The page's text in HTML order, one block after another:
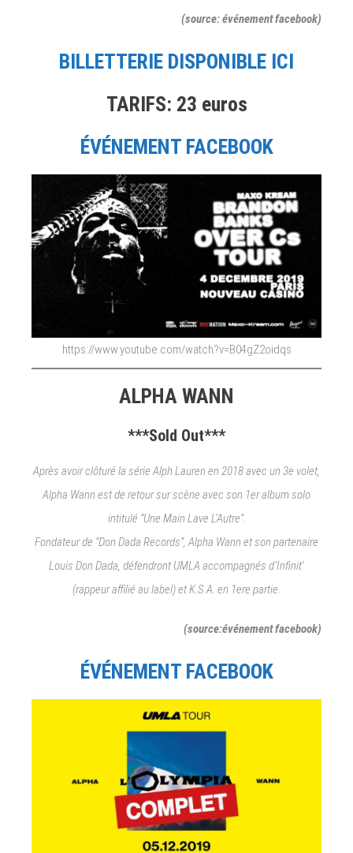
(source: événement facebook)
BILLETTERIE DISPONIBLE ICI
TARIFS: 23 euros
ÉVÉNEMENT FACEBOOK
https://www.youtube.com/watch?v=B04gZ2oidqs
ALPHA WANN
***Sold Out***
Après avoir clôturé la série Alph Lauren en 2018 avec un 3e volet,
Alpha Wann est de retour sur scène avec son 1er album solo
intitulé “Une Main Lave L’Autre”.
Fondateur de “Don Dada Records”, Alpha Wann et son partenaire
Louis Don Dada, défendront UMLA accompagnés d’Infinit’
(rappeur affilié au label) et K.S.A. en 1ere partie.
(source:événement facebook)
ÉVÉNEMENT FACEBOOK